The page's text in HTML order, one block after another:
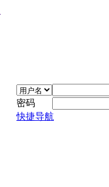
密码
快捷导航